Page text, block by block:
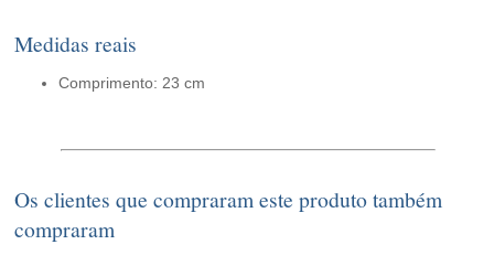
Medidas reais
Comprimento: 23 cm
Os clientes que compraram este produto também
compraram